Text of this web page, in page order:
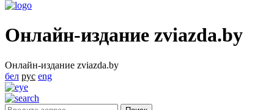
Онлайн-издание zviazda.by
Онлайн-издание zviazda.by
бел рус eng